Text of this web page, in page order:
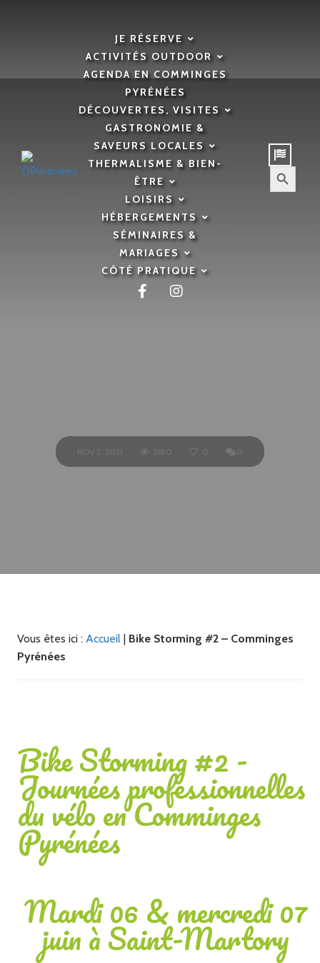
JE RÉSERVE
ACTIVITÉS OUTDOOR
AGENDA EN COMMINGES
PYRÉNÉES
DÉCOUVERTES, VISITES
GASTRONOMIE &
SAVEURS LOCALES
THERMALISME & BIEN-
ÊTRE
LOISIRS
HÉBERGEMENTS
SÉMINAIRES &
MARIAGES
CÔTÉ PRATIQUE
Search
for:
Search Button
Expériences
Bike Storming
#2 –
NOV 2, 2021 2180 0 0
Vous êtes ici : Accueil | Bike Storming #2 – Comminges
Pyrénées
Bike Storming #2 -
Journées professionnelles
du vélo en Comminges
Pyrénées
Mardi 06 & mercredi 07
juin à Saint-Martory